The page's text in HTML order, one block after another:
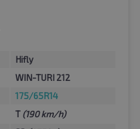
Hifly
WIN-TURI 212
175/65R14
T (190 km/h)